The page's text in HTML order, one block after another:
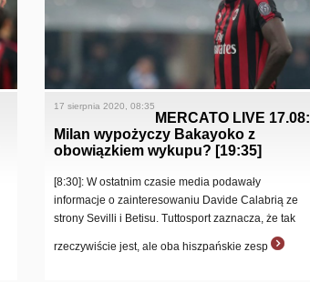
17 sierpnia 2020, 08:35
MERCATO LIVE 17.08:
Milan wypożyczy Bakayoko z
obowiązkiem wykupu? [19:35]
[8:30]: W ostatnim czasie media podawały
informacje o zainteresowaniu Davide Calabrią ze
strony Sevilli i Betisu. Tuttosport zaznacza, że tak
rzeczywiście jest, ale oba hiszpańskie zesp